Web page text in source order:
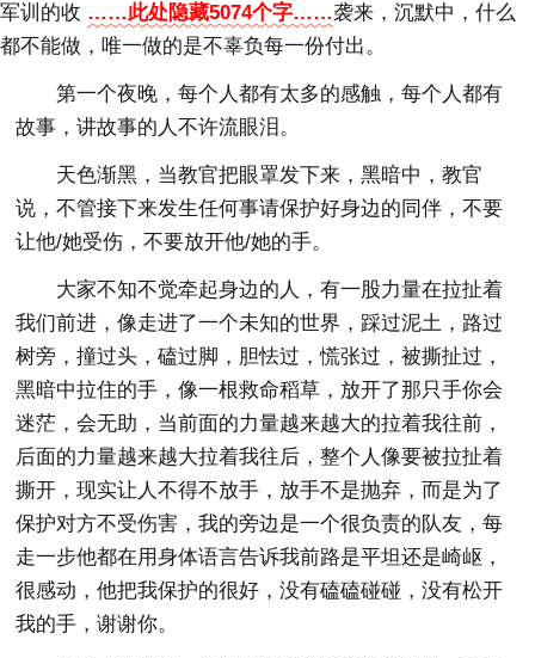
军训的收 ……此处隐藏5074个字……袭来，沉默中，什么
都不能做，唯一做的是不辜负每一份付出。
第一个夜晚，每个人都有太多的感触，每个人都有
故事，讲故事的人不许流眼泪。
天色渐黑，当教官把眼罩发下来，黑暗中，教官
说，不管接下来发生任何事请保护好身边的同伴，不要
让他/她受伤，不要放开他/她的手。
大家不知不觉牵起身边的人，有一股力量在拉扯着
我们前进，像走进了一个未知的世界，踩过泥土，路过
树旁，撞过头，磕过脚，胆怯过，慌张过，被撕扯过，
黑暗中拉住的手，像一根救命稻草，放开了那只手你会
迷茫，会无助，当前面的力量越来越大的拉着我往前，
后面的力量越来越大拉着我往后，整个人像要被拉扯着
撕开，现实让人不得不放手，放手不是抛弃，而是为了
保护对方不受伤害，我的旁边是一个很负责的队友，每
走一步他都在用身体语言告诉我前路是平坦还是崎岖，
很感动，他把我保护的很好，没有磕磕碰碰，没有松开
我的手，谢谢你。